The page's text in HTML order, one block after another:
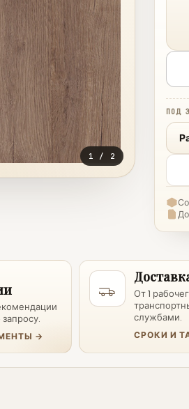
1 / 2
ПОД
→
От 1
службами.
СРОКИ И